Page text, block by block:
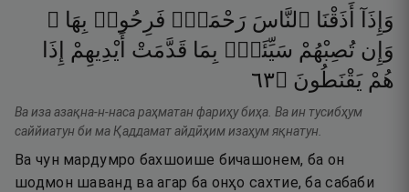
وَإِذَآ أَذَقْنَا ٱلنَّاسَ رَحْمَةًۭ فَرِحُوا۟ بِهَا ۖ
وَإِن تُصِبْهُمْ سَيِّئَةٌۢ بِمَا قَدَّمَتْ أَيْدِيهِمْ
إِذَا
هُمْ يَقْنَطُونَ ۝٣٦
Ва иза азақна-н-наса раҳматан фариҳу биҳа. Ва ин тусибҳум
саййиатун би ма Қаддамат айдӣҳим изаҳум яқнатун.
Ва чун мардумро бахшоише бичашонем, ба он
шодмон шаванд ва агар ба онҳо сахтие, ба сабаби